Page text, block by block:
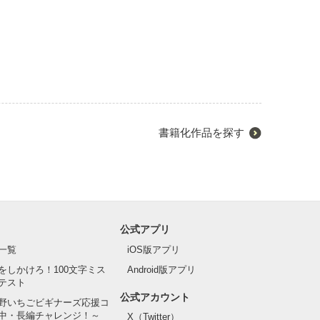
書籍化作品を探す
覧
しかけろ！100文字ミス
スト
いちごビギナーズ応援コ
・長編チャレンジ！～
公式アプリ
iOS版アプリ
Android版アプリ
公式アカウント
X（Twitter）